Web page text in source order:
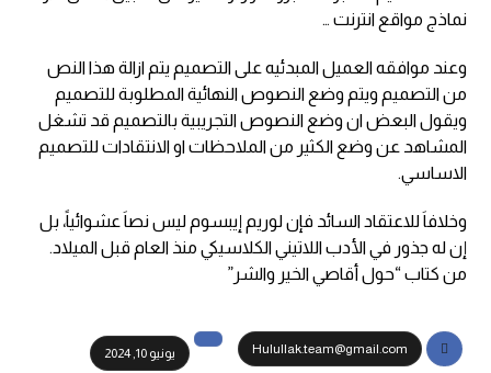
نماذج مواقع انترنت …
وعند موافقه العميل المبدئيه على التصميم يتم ازالة هذا النص
من التصميم ويتم وضع النصوص النهائية المطلوبة للتصميم
ويقول البعض ان وضع النصوص التجريبية بالتصميم قد تشغل
المشاهد عن وضع الكثير من الملاحظات او الانتقادات للتصميم
الاساسي.
وخلافاَ للاعتقاد السائد فإن لوريم إيبسوم ليس نصاَ عشوائياً، بل
إن له جذور في الأدب اللاتيني الكلاسيكي منذ العام قبل الميلاد.
من كتاب “حول أقاصي الخير والشر”
Hulullak.team@gmail.com يونيو 10, 2024